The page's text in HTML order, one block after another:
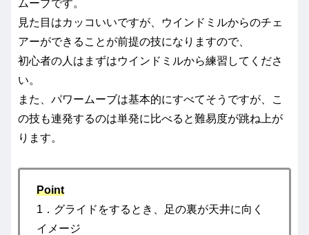
ムーブです。
見た目はカッコいいですが、ウインドミルからのチェ
アーができることが前提の技になりますので、
初心者の人はまずはウインドミルから練習してくださ
い。
また、パワームーブは基本的にすべてそうですが、こ
の技も連発するのは単発に比べると難易度が跳ね上が
ります。
Point
1．グライドをするとき、足の裏が天井に向く
イメージ